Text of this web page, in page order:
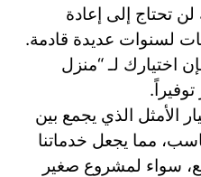
تحتاج إلى إعادة
لسنوات عديدة قادمة.
اختيارك لـ “منزل
توفيراً.
الأمثل الذي يجمع بين
مما يجعل خدماتنا
سواء لمشروع صغير